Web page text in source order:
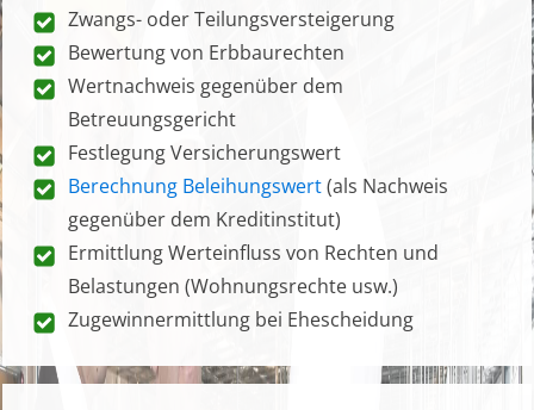
Zwangs- oder Teilungsversteigerung
Bewertung von Erbbaurechten
Wertnachweis gegenüber dem
Betreuungsgericht
Festlegung Versicherungswert
Berechnung Beleihungswert(als Nachweis
gegenüber dem Kreditinstitut)
Ermittlung Werteinfluss von Rechten und
Belastungen (Wohnungsrechte usw.)
Zugewinnermittlung bei Ehescheidung